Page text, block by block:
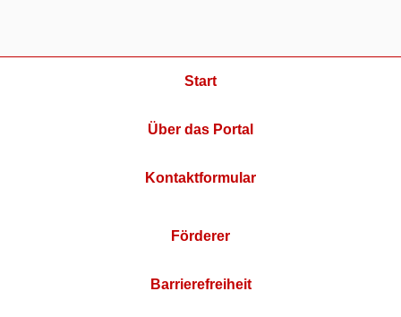
Start
Über das Portal
Kontaktformular
Förderer
Barrierefreiheit